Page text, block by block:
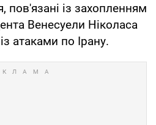
пов'язані із захопленням
Венесуели Ніколаса
атаками по Ірану.